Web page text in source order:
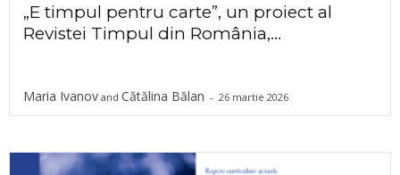
„E timpul pentru carte”, un proiect al
Revistei Timpul din România,...
Maria Ivanov and Cătălina Bălan - 26 martie 2026